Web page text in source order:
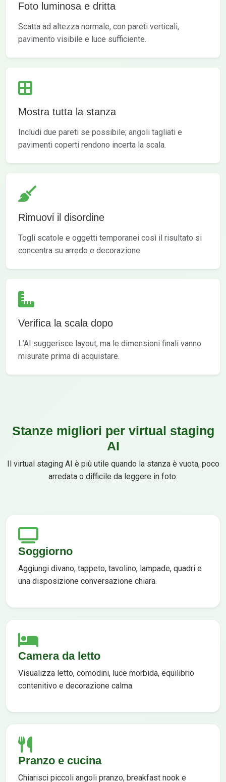
Foto luminosa e dritta
Scatta ad altezza normale, con pareti verticali,
pavimento visibile e luce sufficiente.
Mostra tutta la stanza
Includi due pareti se possibile; angoli tagliati e
pavimenti coperti rendono incerta la scala.
Rimuovi il disordine
Togli scatole e oggetti temporanei così il risultato si
concentra su arredo e decorazione.
Verifica la scala dopo
L’AI suggerisce layout, ma le dimensioni finali vanno
misurate prima di acquistare.
Stanze migliori per virtual staging
AI
Il virtual staging AI è più utile quando la stanza è vuota, poco
arredata o difficile da leggere in foto.
Soggiorno
Aggiungi divano, tappeto, tavolino, lampade, quadri e
una disposizione conversazione chiara.
Camera da letto
Visualizza letto, comodini, luce morbida, equilibrio
contenitivo e decorazione calma.
Pranzo e cucina
Chiarisci piccoli angoli pranzo, breakfast nook e